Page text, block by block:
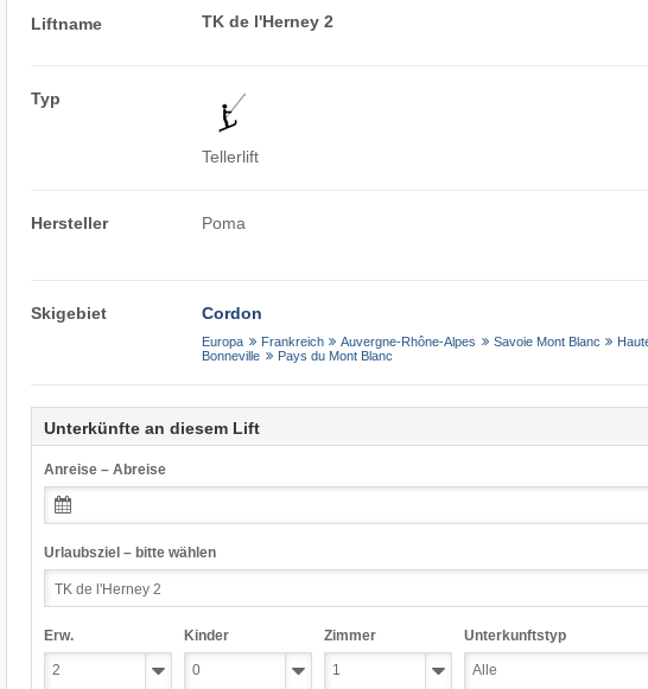
Liftname TK de l'Herney 2
Typ
Tellerlift
Hersteller Poma
Skigebiet Cordon
Europa Frankreich Auvergne-Rhône-Alpes Savoie Mont Blanc
Bonneville
Pays du Mont Blanc
Unterkünfte an diesem Lift
Anreise – Abreise
Urlaubsziel – bitte wählen
Erw. Kinder Zimmer Unterkunftstyp